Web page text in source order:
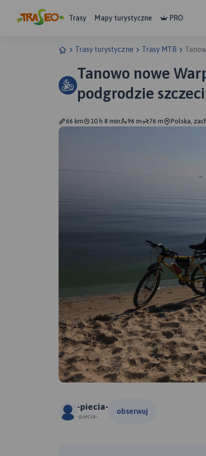
Trasy Mapy turystyczne PRO
Trasy turystyczne Trasy MTB
Tanowo nowe Warpno
podgrodzie
66 km 10 h 8 min 96 m 76 m Polska,
-piecia-
-piecia-
obserwuj